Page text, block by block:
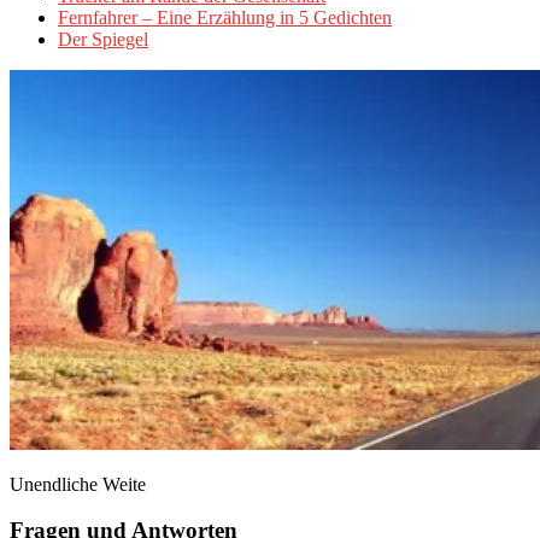
Fernfahrer – Eine Erzählung in 5 Gedichten
Der Spiegel
Unendliche Weite
Fragen und Antworten